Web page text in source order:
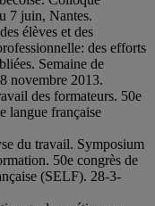
7 juin, Nantes.
élèves et des
des efforts
Semaine de
novembre 2013.
des formateurs. 50e
langue française
du travail. Symposium
50e congrès de
(SELF). 28-3-